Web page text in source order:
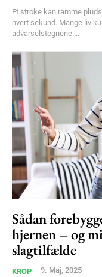
Etiam est nibh,
Ut mollis
Nullam eu erat
Donec quis est
Orci varius
Member
100DKK
Et stroke kan ramme
hvert sekund. Mange liv
advarselstegnene....
Sådan
hjernen – og
slagtilfælde
KROP 9. Maj, 2025